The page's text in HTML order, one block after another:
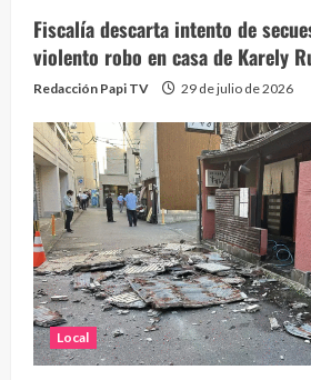
Fiscalía descarta intento de
violento robo en casa de Karely
Redacción Papi TV 29 de julio de 2026
Local